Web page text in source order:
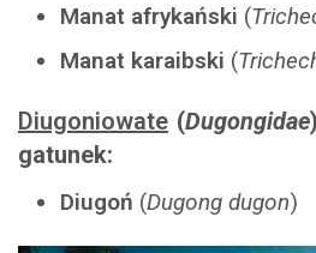
Manat afrykański (
Manat karaibski (
Diugoniowate (Dugongidae
gatunek:
Diugoń (Dugong dugon)